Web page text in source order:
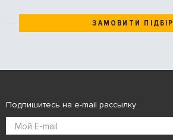
ЗАМОВИТИ ПІДБІР
Подпишитесь на e-mail рассылку